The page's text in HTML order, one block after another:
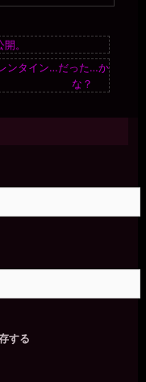
。
ンタイン…だった…か
な？
する